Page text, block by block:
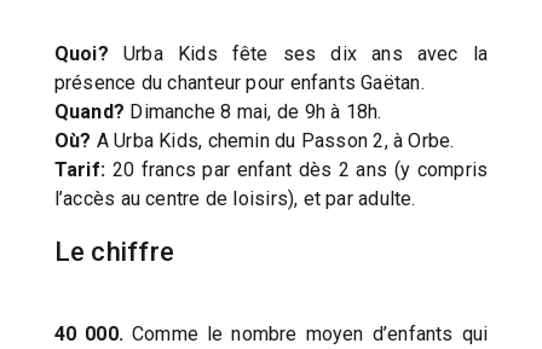
Quoi? Urba Kids fête ses dix ans avec la
présence du chanteur pour enfants Gaëtan.
Quand? Dimanche 8 mai, de 9h à 18h.
Où? A Urba Kids, chemin du Passon 2, à Orbe.
Tarif: 20 francs par enfant dès 2 ans (y compris
l’accès au centre de loisirs), et par adulte.
Le chiffre
40 000. Comme le nombre moyen d’enfants qui